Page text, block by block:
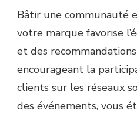
Bâtir une communauté
votre marque favorise
et des
encourageant la
clients sur les réseaux
des événements, vous